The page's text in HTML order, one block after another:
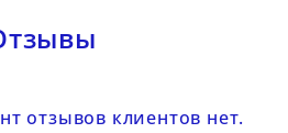
отзывов клиентов нет.